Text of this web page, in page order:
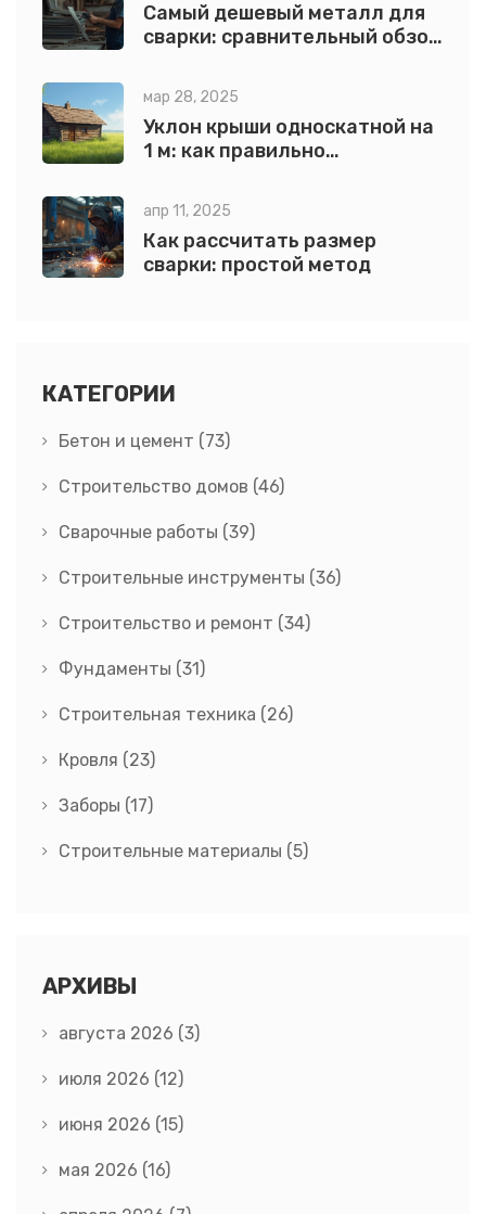
Самый дешевый металл для
сварки: сравнительный обзор
мар 28, 2025
Уклон крыши односкатной на
1 м: как правильно
апр 11, 2025
Как рассчитать размер
сварки: простой метод
КАТЕГОРИИ
Бетон и цемент (73)
Строительство домов (46)
Сварочные работы (39)
Строительные инструменты (36)
Строительство и ремонт (34)
Фундаменты (31)
Строительная техника (26)
Кровля (23)
Заборы (17)
Строительные материалы (5)
АРХИВЫ
августа 2026 (3)
июля 2026 (12)
июня 2026 (15)
мая 2026 (16)